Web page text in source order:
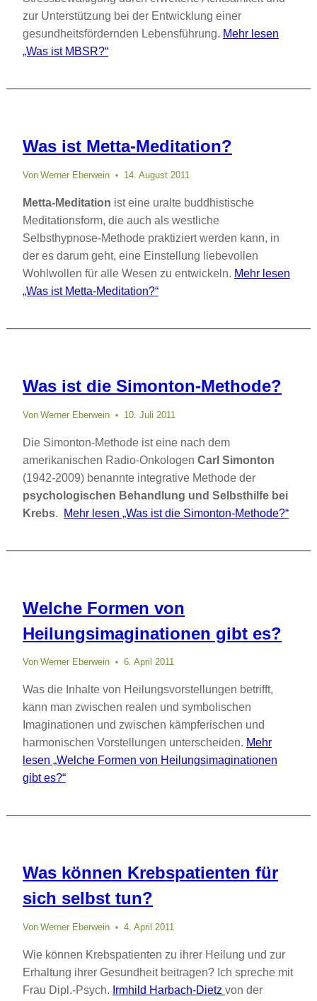
zur Unterstützung bei der Entwicklung einer
gesundheitsfördernden Lebensführung. Mehr lesen
„Was ist MBSR?“
Was ist Metta-Meditation?
Von Werner Eberwein 14. August 2011
Metta-Meditation ist eine uralte buddhistische
Meditationsform, die auch als westliche
Selbsthypnose-Methode praktiziert werden kann, in
der es darum geht, eine Einstellung liebevollen
Wohlwollen für alle Wesen zu entwickeln. Mehr lesen
„Was ist Metta-Meditation?“
Was ist die Simonton-Methode?
Von Werner Eberwein 10. Juli 2011
Die Simonton-Methode ist eine nach dem
amerikanischen Radio-Onkologen Carl Simonton
(1942-2009) benannte integrative Methode der
psychologischen Behandlung und Selbsthilfe bei
Krebs. Mehr lesen „Was ist die Simonton-Methode?“
Welche Formen von
Heilungsimaginationen gibt es?
Von Werner Eberwein 6. April 2011
Was die Inhalte von Heilungsvorstellungen betrifft,
kann man zwischen realen und symbolischen
Imaginationen und zwischen kämpferischen und
harmonischen Vorstellungen unterscheiden. Mehr
lesen „Welche Formen von Heilungsimaginationen
gibt es?“
Was können Krebspatienten für
sich selbst tun?
Von Werner Eberwein 4. April 2011
Wie können Krebspatienten zu ihrer Heilung und zur
Erhaltung ihrer Gesundheit beitragen? Ich spreche mit
Frau Dipl.-Psych. Irmhild Harbach-Dietz von der